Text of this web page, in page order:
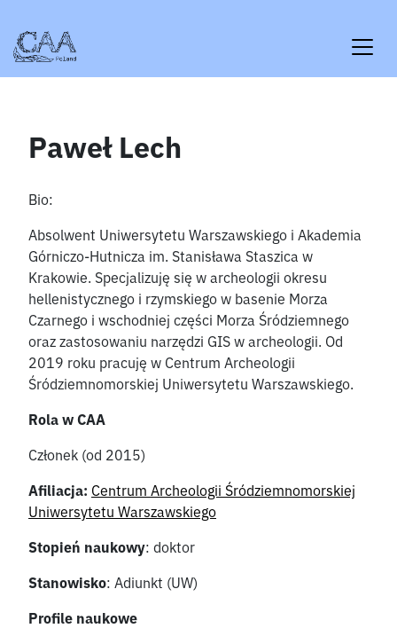
to
content
Paweł Lech
Bio:
Absolwent Uniwersytetu Warszawskiego i Akademia
Górniczo-Hutnicza im. Stanisława Staszica w
Krakowie. Specjalizuję się w archeologii okresu
hellenistycznego i rzymskiego w basenie Morza
Czarnego i wschodniej części Morza Śródziemnego
oraz zastosowaniu narzędzi GIS w archeologii. Od
2019 roku pracuję w Centrum Archeologii
Śródziemnomorskiej Uniwersytetu Warszawskiego.
Rola w CAA
Członek (od 2015)
Afiliacja: Centrum Archeologii Śródziemnomorskiej
Uniwersytetu Warszawskiego
Stopień naukowy: doktor
Stanowisko: Adiunkt (UW)
Profile naukowe